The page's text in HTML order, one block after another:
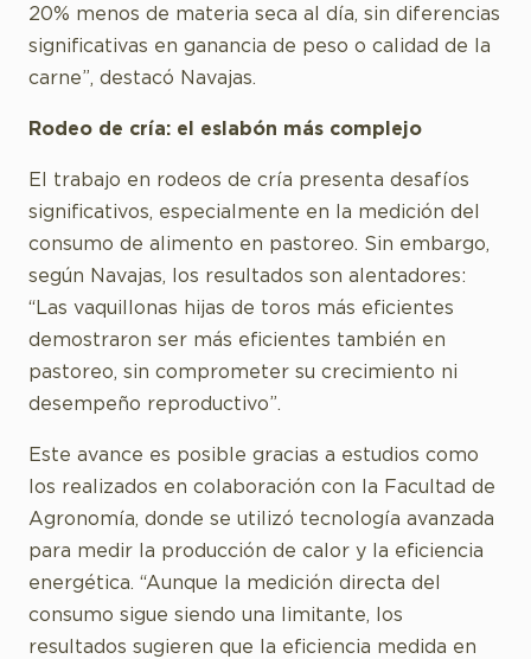
20% menos de materia seca al día, sin diferencias
significativas en ganancia de peso o calidad de la
carne”, destacó Navajas.
Rodeo de cría: el eslabón más complejo
El trabajo en rodeos de cría presenta desafíos
significativos, especialmente en la medición del
consumo de alimento en pastoreo. Sin embargo,
según Navajas, los resultados son alentadores:
“Las vaquillonas hijas de toros más eficientes
demostraron ser más eficientes también en
pastoreo, sin comprometer su crecimiento ni
desempeño reproductivo”.
Este avance es posible gracias a estudios como
los realizados en colaboración con la Facultad de
Agronomía, donde se utilizó tecnología avanzada
para medir la producción de calor y la eficiencia
energética. “Aunque la medición directa del
consumo sigue siendo una limitante, los
resultados sugieren que la eficiencia medida en